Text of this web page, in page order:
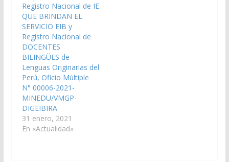
Registro Nacional de IE
QUE BRINDAN EL
SERVICIO EIB y
Registro Nacional de
DOCENTES
BILINGÜES de
Lenguas Originarias del
Perú, Oficio Múltiple
N° 00006-2021-
MINEDU/VMGP-
DIGEIBIRA
31 enero, 2021
En «Actualidad»